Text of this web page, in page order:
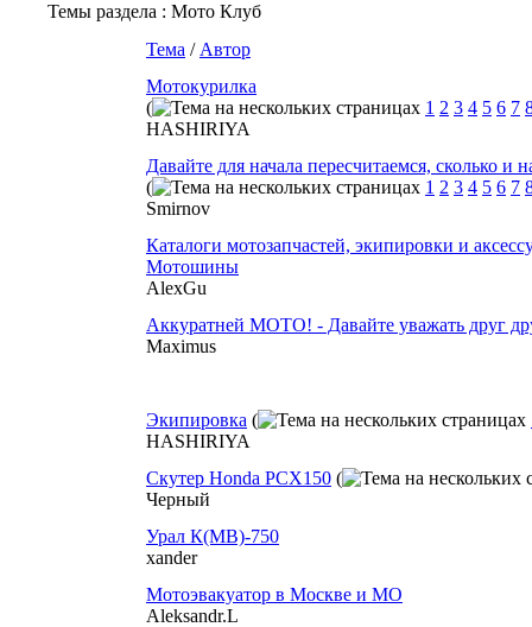
Темы раздела : Мото Клуб
Тема / Автор
Мотокурилка
(
1 2 3 4 5 6 7
HASHIRIYA
Давайте для начала пересчитаемся, сколько и
(
1 2 3 4 5 6 7
Smirnov
Каталоги мотозапчастей, экипировки и
Мотошины
AlexGu
Аккуратней МОТО! - Давайте уважать друг
Maximus
Экипировка (
HASHIRIYA
Скутер Honda PCX150 (
Черный
Урал К(МВ)-750
xander
Мотоэвакуатор в Москве и МО
Aleksandr.L